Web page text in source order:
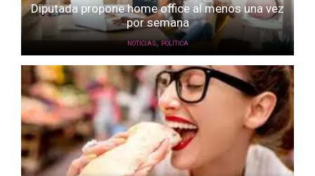
Diputada propone home office al menos una vez
por semana
NOTICIAS,POLÍTICA